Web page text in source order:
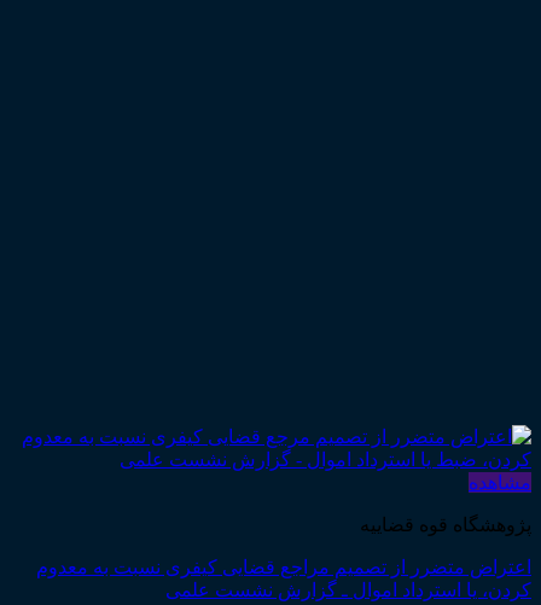
مشاهده
پژوهشگاه قوه قضاییه
اعتراض متضرر از تصمیم مراجع قضایی کیفری نسبت به معدوم
کردن، یا استرداد اموال ـ گزارش نشست علمی